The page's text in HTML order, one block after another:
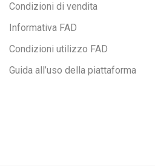
Condizioni di vendita
Informativa FAD
Condizioni utilizzo FAD
Guida all’uso della piattaforma